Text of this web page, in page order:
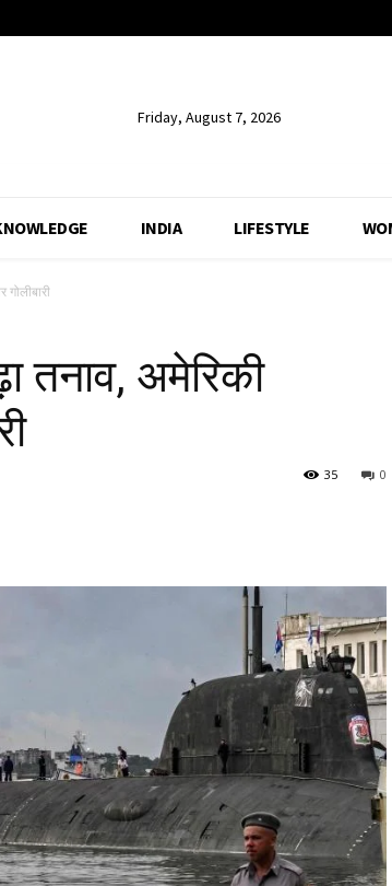
Friday, August 7, 2026
INDIA LIFESTYLE
तनाव, अमेरिकी
0
35